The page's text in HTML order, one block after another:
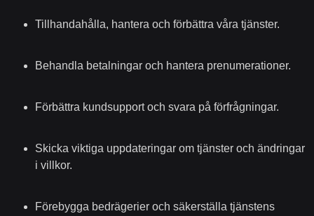
Tillhandahålla, hantera och förbättra våra tjänster.
Behandla betalningar och hantera prenumerationer.
Förbättra kundsupport och svara på förfrågningar.
Skicka viktiga uppdateringar om tjänster och ändringar
i villkor.
Förebygga bedrägerier och säkerställa tjänstens